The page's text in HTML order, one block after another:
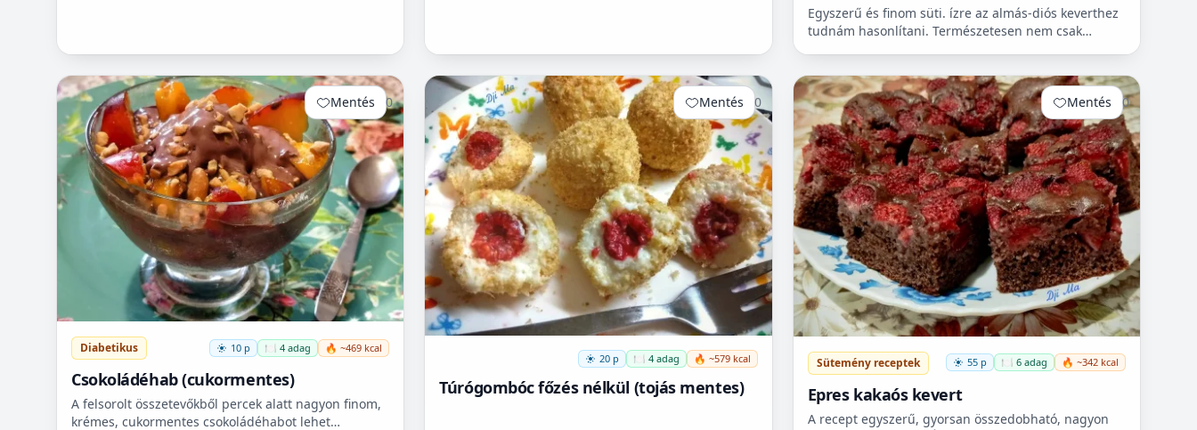
Egyszerű és finom süti. ízre az almás-diós keverthez
tudnám hasonlítani. Természetesen nem csak
Mentés 0
Diabetikus 10 p 🍽️ 4 adag 🔥 ~469 kcal
Csokoládéhab (cukormentes)
A felsorolt összetevőkből percek alatt nagyon finom,
krémes, cukormentes csokoládéhabot lehet
Mentés 0
20 p 🍽️ 4 adag 🔥 ~579 kcal
Túrógombóc főzés nélkül (tojás mentes)
Mentés 0
Sütemény receptek 55 p 🍽️ 6 adag 🔥 ~342 kcal
Epres kakaós kevert
A recept egyszerű, gyorsan összedobható, nagyon